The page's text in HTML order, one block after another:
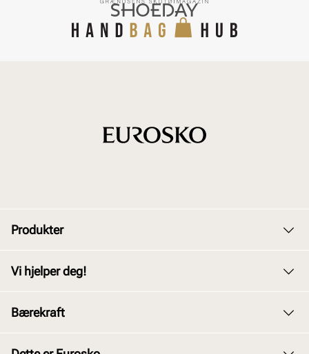
Produkter
Barn
Vi hjelper deg!
Bærekraft